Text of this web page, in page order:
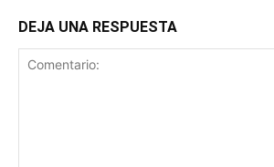
DEJA UNA RESPUESTA